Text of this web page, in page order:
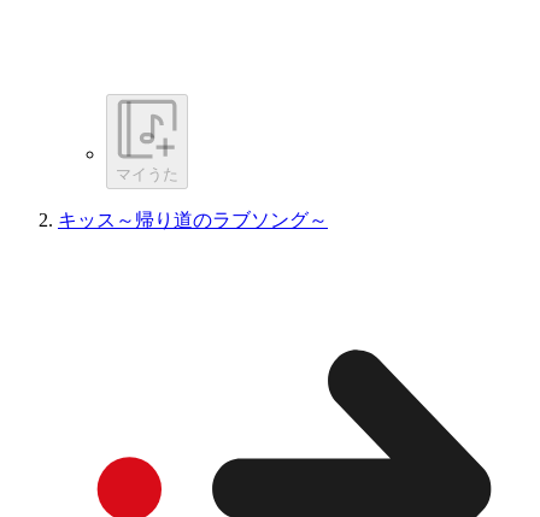
マイうた
キッス～帰り道のラブソング～